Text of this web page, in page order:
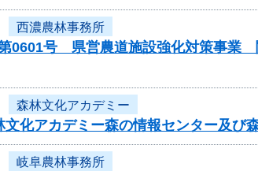
西濃農林事務所
第0601号 県営農道施設強化対策事
森林文化アカデミー
文化アカデミー森の情報センター及び
岐阜農林事務所